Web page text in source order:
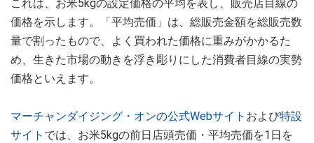
これは、お米5kgの設定価格の平均を表し、販売店目線の
価格を示します。「平均売価」は、総販売金額を総販売数
量で割ったもので、よく買われた価格に重みがかかるた
め、生きた市場の動きを浮き彫りにした消費者目線の実勢
価格といえます。
マーチャンダイジング・オンの公式Webサイト および特設
サイト では、お米5kgの前日店頭売価・平均売価を1日を